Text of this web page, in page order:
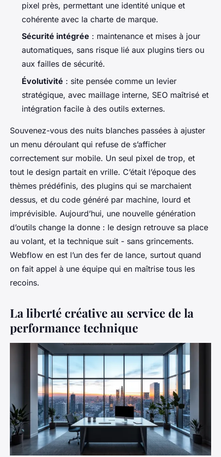
pixel près, permettant une identité unique et
cohérente avec la charte de marque.
Sécurité intégrée : maintenance et mises à jour
automatiques, sans risque lié aux plugins tiers ou
aux failles de sécurité.
Évolutivité : site pensée comme un levier
stratégique, avec maillage interne, SEO maîtrisé et
intégration facile à des outils externes.
Souvenez-vous des nuits blanches passées à ajuster
un menu déroulant qui refuse de s’afficher
correctement sur mobile. Un seul pixel de trop, et
tout le design partait en vrille. C’était l’époque des
thèmes prédéfinis, des plugins qui se marchaient
dessus, et du code généré par machine, lourd et
imprévisible. Aujourd’hui, une nouvelle génération
d’outils change la donne : le design retrouve sa place
au volant, et la technique suit - sans grincements.
Webflow en est l’un des fer de lance, surtout quand
on fait appel à une équipe qui en maîtrise tous les
recoins.
La liberté créative au service de la
performance technique